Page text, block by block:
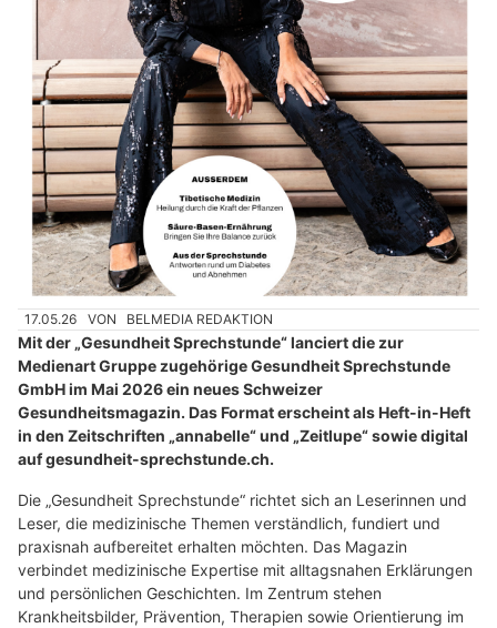
17.05.26 VON BELMEDIA REDAKTION
Mit der „Gesundheit Sprechstunde“ lanciert die zur
Medienart Gruppe zugehörige Gesundheit Sprechstunde
GmbH im Mai 2026 ein neues Schweizer
Gesundheitsmagazin. Das Format erscheint als Heft-in-Heft
in den Zeitschriften „annabelle“ und „Zeitlupe“ sowie digital
auf gesundheit-sprechstunde.ch.
Die „Gesundheit Sprechstunde“ richtet sich an Leserinnen und
Leser, die medizinische Themen verständlich, fundiert und
praxisnah aufbereitet erhalten möchten. Das Magazin
verbindet medizinische Expertise mit alltagsnahen Erklärungen
und persönlichen Geschichten. Im Zentrum stehen
Krankheitsbilder, Prävention, Therapien sowie Orientierung im